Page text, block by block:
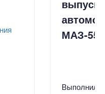
МАЗ-
Выполнил